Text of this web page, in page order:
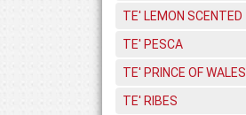
TE' LEMON SCENTED
TE' PESCA
TE' PRINCE OF WALES
TE' RIBES